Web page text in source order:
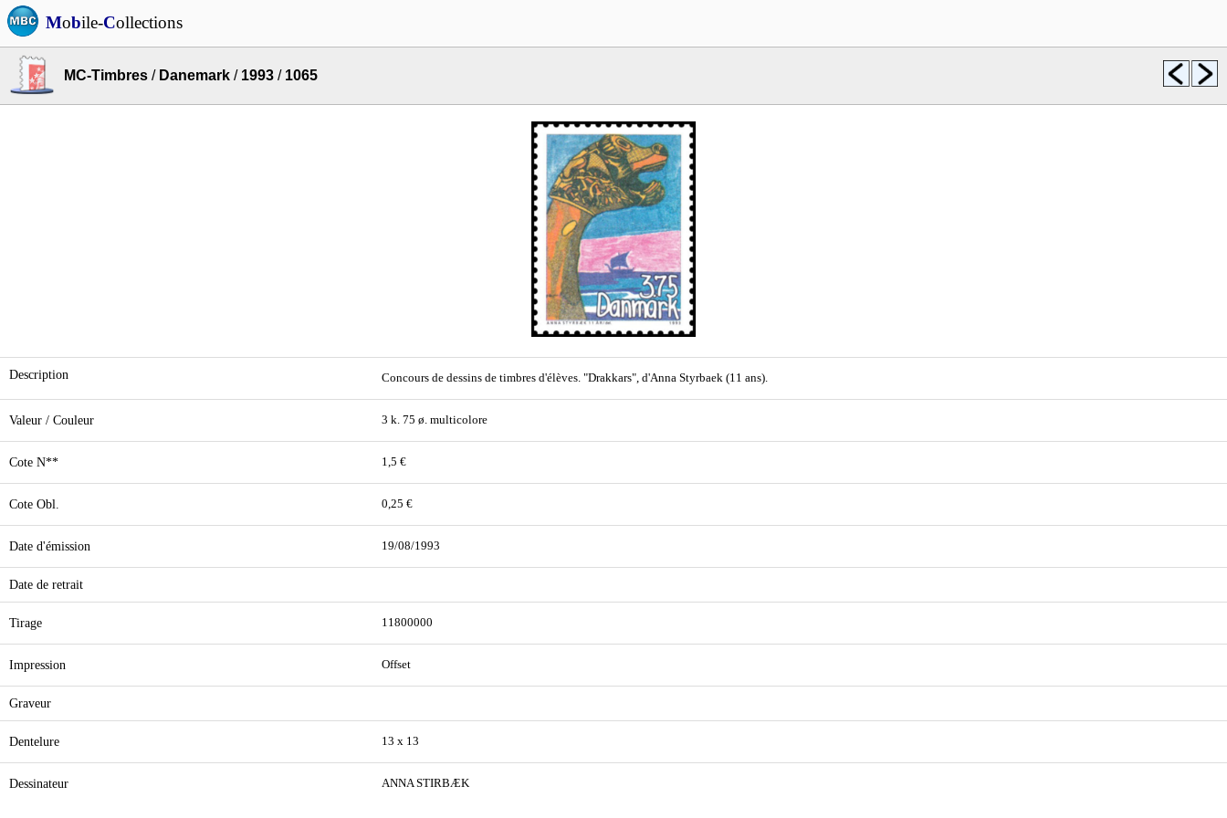
Mobile-Collections
MC-Timbres / Danemark / 1993 / 1065
Description Concours de dessins de timbres d'élèves. "Drakkars", d'Anna Styrbaek (11 ans).
Valeur / Couleur 3 k. 75 ø. multicolore
Cote N** 1,5 €
Cote Obl. 0,25 €
Date d'émission 19/08/1993
Date de retrait
Tirage 11800000
Impression Offset
Graveur
Dentelure 13 x 13
Dessinateur ANNA STIRBÆK